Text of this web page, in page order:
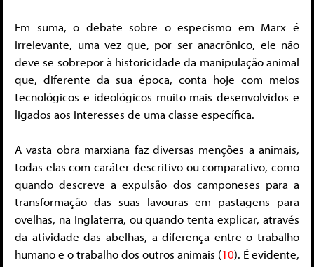
Em suma, o debate sobre o especismo em Marx é
irrelevante, uma vez que, por ser anacrônico, ele não
deve se sobrepor à historicidade da manipulação animal
que, diferente da sua época, conta hoje com meios
tecnológicos e ideológicos muito mais desenvolvidos e
ligados aos interesses de uma classe específica.
A vasta obra marxiana faz diversas menções a animais,
todas elas com caráter descritivo ou comparativo, como
quando descreve a expulsão dos camponeses para a
transformação das suas lavouras em pastagens para
ovelhas, na Inglaterra, ou quando tenta explicar, através
da atividade das abelhas, a diferença entre o trabalho
humano e o trabalho dos outros animais (10). É evidente,